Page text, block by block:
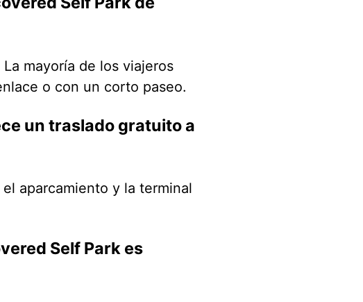
mayoría de los viajeros
o con un corto paseo.
un traslado gratuito a
aparcamiento y la terminal
Self Park es